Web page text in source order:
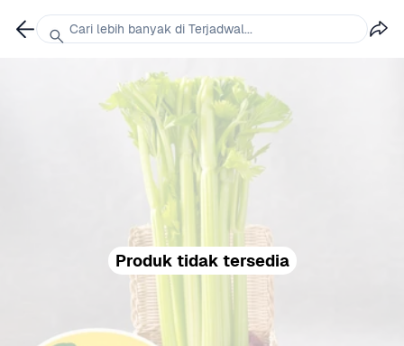
Produk tidak tersedia
Cari lebih banyak di Terjadwal...